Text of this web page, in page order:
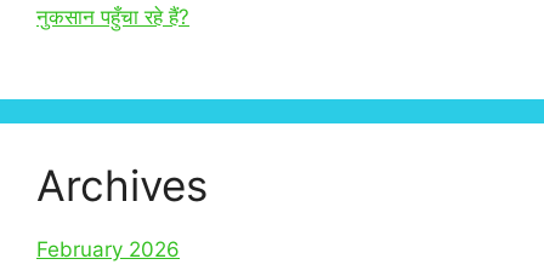
नुकसान पहुँचा रहे हैं?
Archives
February 2026